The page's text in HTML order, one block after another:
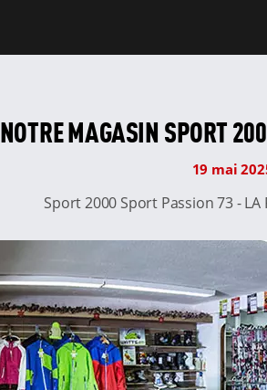
NOTRE MAGASIN SPORT
19 mai
Sport 2000 Sport Passion 73 - LA